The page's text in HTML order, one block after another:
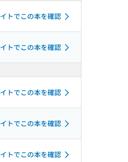
トでこの本を確認
トでこの本を確認
トでこの本を確認
トでこの本を確認
トでこの本を確認